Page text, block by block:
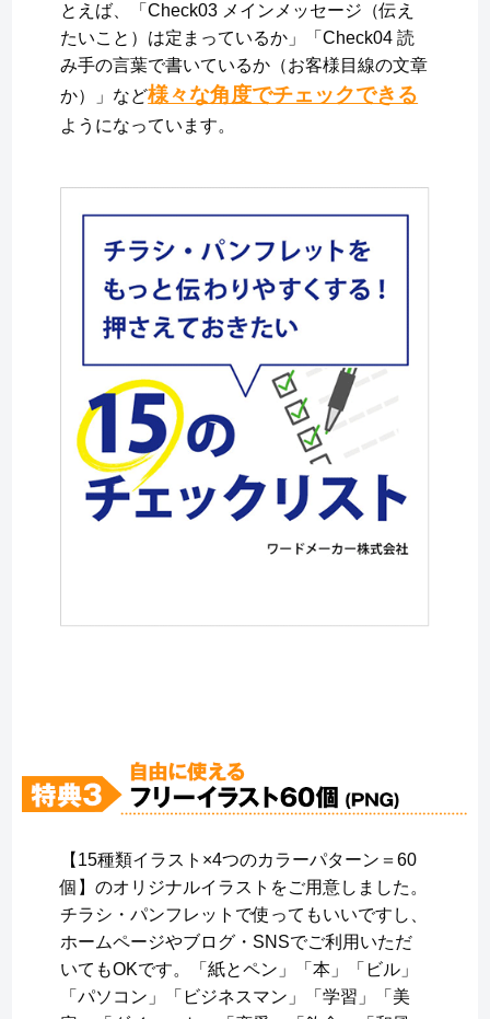
とえば、「Check03 メインメッセージ（伝え
たいこと）は定まっているか」「Check04 読
み手の言葉で書いているか（お客様目線の文章
か）」など様々な角度でチェックできる
ようになっています。
【15種類イラスト×4つのカラーパターン＝60
個】のオリジナルイラストをご用意しました。
チラシ・パンフレットで使ってもいいですし、
ホームページやブログ・SNSでご利用いただ
いてもOKです。「紙とペン」「本」「ビル」
「パソコン」「ビジネスマン」「学習」「美